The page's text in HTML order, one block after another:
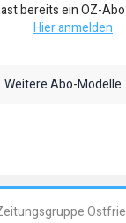
bereits ein OZ-
Hier anmelden
Weitere Abo-Modelle